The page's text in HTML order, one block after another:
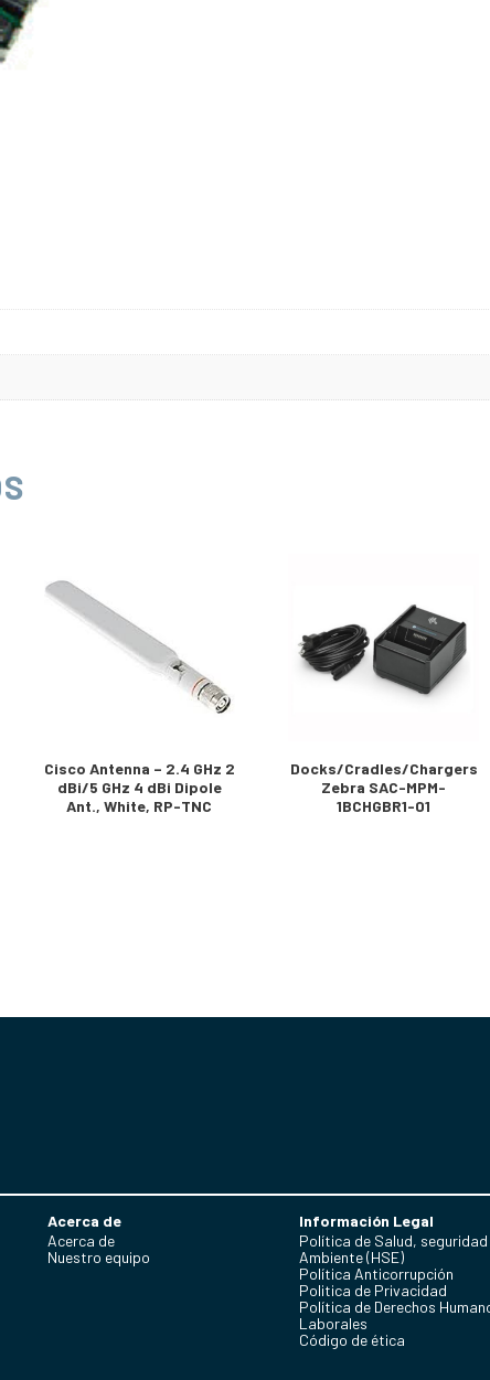
Cisco Antenna – 2.4 GHz 2
dBi/5 GHz 4 dBi Dipole
Ant., White, RP-TNC
Docks/Cradles/Chargers
Zebra SAC-MPM-
1BCHGBR1-01
Acerca de
Acerca de
Nuestro equipo
Información Legal
Política de Salud, seguridad
Ambiente (HSE)
Política Anticorrupción
Politica de Privacidad
Política de Derechos
Laborales
Código de ética